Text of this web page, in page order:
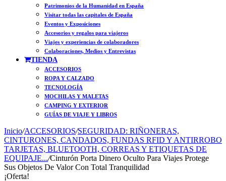
Patrimonios de la Humanidad en España
Visitar todas las capitales de España
Eventos y Exposiciones
Accesorios y regalos para viajeros
Viajes y experiencias de colaboradores
Colaboraciones, Medios y Entrevistas
TIENDA
ACCESORIOS
ROPA Y CALZADO
TECNOLOGÍA
MOCHILAS Y MALETAS
CAMPING Y EXTERIOR
GUÍAS DE VIAJE Y LIBROS
Inicio/ACCESORIOS/SEGURIDAD: RIÑONERAS,
CINTURONES, CANDADOS, FUNDAS RFID Y ANTIRROBO
TARJETAS, BLUETOOTH, CORREAS Y ETIQUETAS DE
EQUIPAJE.../Cinturón Porta Dinero Oculto Para Viajes Protege
Sus Objetos De Valor Con Total Tranquilidad
¡Oferta!